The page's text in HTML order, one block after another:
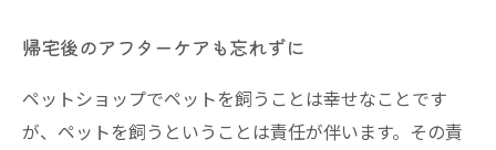
帰宅後のアフターケアも忘れずに
ペットショップでペットを飼うことは幸せなことです
が、ペットを飼うということは責任が伴います。その責